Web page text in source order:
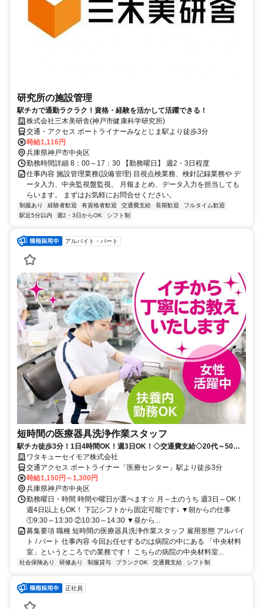
研究所の施設管理
駅チカで通勤ラクラク！資格・経験を活かして活躍できる！
株式会社三木美研舎(神戸市健康科学研究所)
交通・アクセス ポートライナーみなとじま駅より徒歩3分
時給1,116円
兵庫県神戸市中央区
勤務時間詳細 8：00～17：30 【勤務曜日】 週2・3日程度
仕事内容 施設管理業務(設備管理) 目視点検業務、検針記録業務や デ
ータ入力、中央監視盤監視、 月報まとめ、データ入力を担当しても
らいます。 まずはお気軽にお問合せください。
制服あり 経験者歓迎 有資格者歓迎 交通費支給 長期歓迎
フルタイム歓迎
駅近5分以内
週2・3日からOK シフト制
アルバイト・パート
短時間の医療器具洗浄作業スタッフ
駅チカ徒歩3分！1日4時間OK！週3日OK！◇交通費支給◇20代～50代
活躍中！
ワタキューセイモア株式会社
交通アクセス ポートライナー「医療センター」駅より徒歩3分
時給1,150円～1,300円
兵庫県神戸市中央区
勤務曜日・時間 時間や曜日が選べます☆ 月～土のうち 週3日～OK！
週4日以上もOK！ 下記シフトから固定可能です↓ ▼朝からの仕事
①9:30～13:30 ②10:30～14:30 ▼昼から...
募集要項 職種 短時間の医療器具洗浄作業スタッフ 雇用形態 アルバイ
ト / パート 仕事内容 今回お任せするのは病院の中にある 「中央材料
室」というところでの業務です！ こちらの病院の中央材料室...
社会保険あり 研修あり 制服貸与 ブランクOK 交通費支給 シフト制
正社員